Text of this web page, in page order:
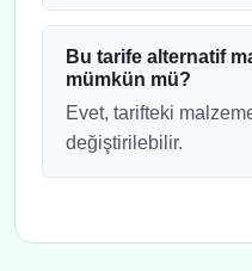
Bu tarife alternatif
mümkün mü?
Evet, tarifteki
değiştirilebilir.